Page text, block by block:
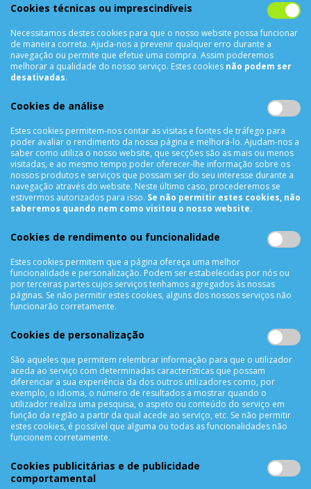
229 380 496 Chamada para a rede fixa nacional
910 991 733 Chamada para a rede móvel nacional MEO
910991733
Segunda a Sexta das 10h00 às 19h00
INFORMAÇÕES
Sobre Nós
Termos & Condições
Política de Privacidade
Métodos de Pagamento
Livro de reclamações
Mapa do site
APOIO AO CLIENTE
Criar Conta
As Minhas Encomendas
Lista de Desejos
Lista de Comparação
Solicitar uma Devolução
Expedição
Utilização de Cookies
NEWSLETTER
Cookies técnicas ou imprescindíveis
Necessitamos destes cookies para que o nosso website possa funcionar
de maneira correta. Ajuda-nos a prevenir qualquer erro durante a
navegação ou permite que efetue uma compra. Assim poderemos
melhorar a qualidade do nosso serviço. Estes cookies não podem ser
desativadas.
Cookies de análise
Estes cookies permitem-nos contar as visitas e fontes de tráfego para
poder avaliar o rendimento da nossa página e melhorá-lo. Ajudam-nos a
saber como utiliza o nosso website, que secções são as mais ou menos
visitadas, e ao mesmo tempo poder oferecer-lhe informação sobre os
nossos produtos e serviços que possam ser do seu interesse durante a
navegação através do website. Neste último caso, procederemos se
estivermos autorizados para isso. Se não permitir estes cookies, não
saberemos quando nem como visitou o nosso website.
Cookies de rendimento ou funcionalidade
Estes cookies permitem que a página ofereça uma melhor
funcionalidade e personalização. Podem ser estabelecidas por nós ou
por terceiras partes cujos serviços tenhamos agregados às nossas
páginas. Se não permitir estes cookies, alguns dos nossos serviços não
funcionarão corretamente.
Cookies de personalização
São aqueles que permitem relembrar informação para que o utilizador
aceda ao serviço com determinadas características que possam
diferenciar a sua experiência da dos outros utilizadores como, por
exemplo, o idioma, o número de resultados a mostrar quando o
utilizador realiza uma pesquisa, o aspeto ou conteúdo do serviço em
função da região a partir da qual acede ao serviço, etc. Se não permitir
estes cookies, é possível que alguma ou todas as funcionalidades não
funcionem corretamente.
Cookies publicitárias e de publicidade
comportamental